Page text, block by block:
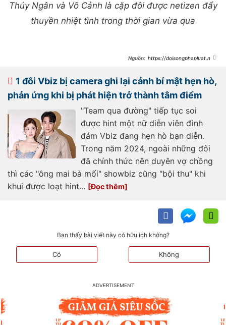
Thúy Ngân và Võ Cảnh là cặp đôi được netizen đẩy
thuyền nhiệt tình trong thời gian vừa qua
https://doisongphapluat.ngu
cuoi-cung-cung-cong-khai-hau-
nghi-van-phim-gia-tinh-that-
1 đôi Vbiz bị camera ghi lại cảnh bí mật hẹn hò,
phản ứng khi bị phát hiện trở thành tâm điểm
"Team qua đường" tiếp tục soi
được hint một nữ diễn viên đình
đám Vbiz đang hẹn hò bạn diễn.
Trong năm 2024, ngoài những đôi
đã chính thức nên duyên vợ chồng
thì các "ông mai bà mối" showbiz cũng "bội thu" khi
khui được loạt hint...
Bạn thấy bài viết này có hữu ích không?
Có Không